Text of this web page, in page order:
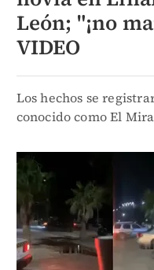
León; "¡no
VIDEO
Los hechos se
conocido como El